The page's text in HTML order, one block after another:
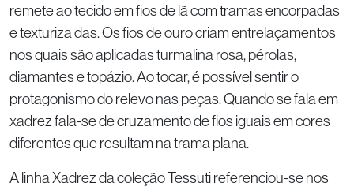
remete ao tecido em fios de lã com tramas encorpadas
e texturiza das. Os fios de ouro criam entrelaçamentos
nos quais são aplicadas turmalina rosa, pérolas,
diamantes e topázio. Ao tocar, é possível sentir o
protagonismo do relevo nas peças. Quando se fala em
xadrez fala-se de cruzamento de fios iguais em cores
diferentes que resultam na trama plana.
A linha Xadrez da coleção Tessuti referenciou-se nos